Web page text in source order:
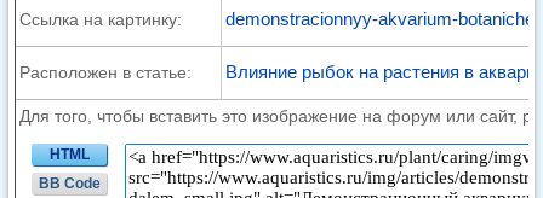
Ссылка на картинку: demonstracionnyy-akvarium-
Расположен в статье: Влияние рыбок на растения в
Для того, чтобы вставить это изображение на форум или сайт,
HTML
BB Code